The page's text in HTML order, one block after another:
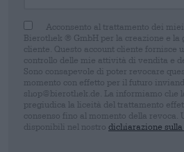
Acconsento al trattamento dei
Bierothek ® GmbH per la creazione e la
cliente. Questo account cliente fornisce
controllo delle mie attività di vendita e
Sono consapevole di poter revocare
momento con effetto per il futuro
shop@bierothek.de. La informiamo che
pregiudica la liceità del trattamento
consenso fino al momento della
disponibili nel nostro dichiarazione